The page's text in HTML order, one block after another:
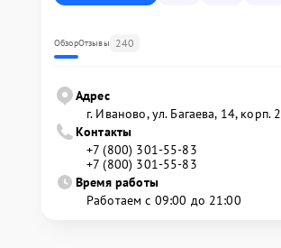
ОбзорОтзывы 240
Адрес
г. Иваново, ул. Багаева, 14, корп. 2
Контакты
+7 (800) 301-55-83
+7 (800) 301-55-83
Время работы
Работаем с 09:00 до 21:00